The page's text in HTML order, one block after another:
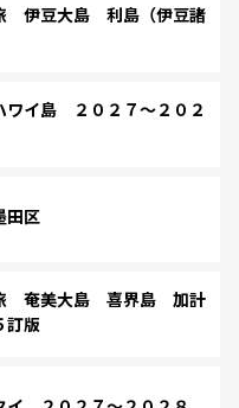
伊豆大島 利島（伊豆諸
イ島 ２０２７～２０２
区
奄美大島 喜界島 加計
訂版